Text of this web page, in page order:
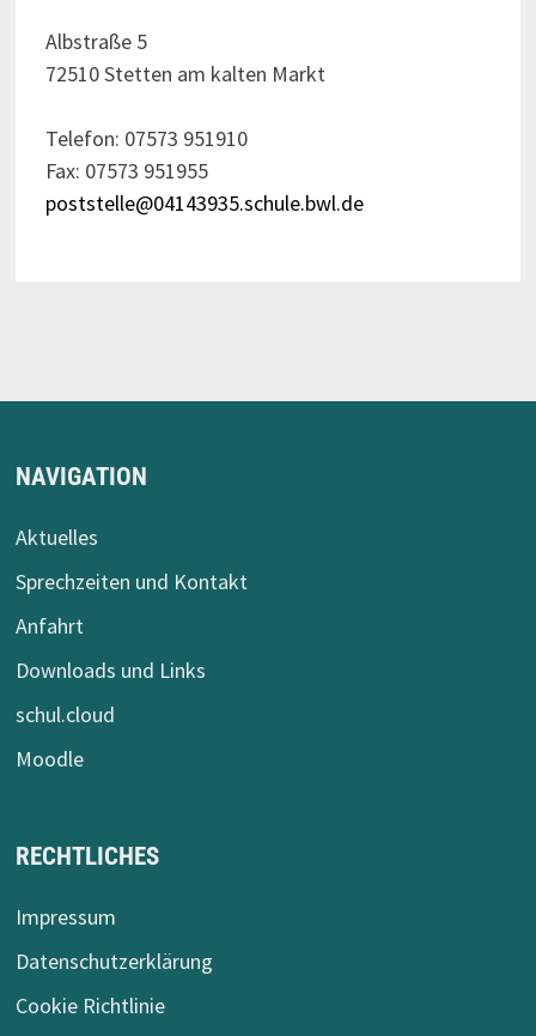
Albstraße 5
72510 Stetten am kalten Markt
Telefon: 07573 951910
Fax: 07573 951955
poststelle@04143935.schule.bwl.de
NAVIGATION
Aktuelles
Sprechzeiten und Kontakt
Anfahrt
Downloads und Links
schul.cloud
Moodle
RECHTLICHES
Impressum
Datenschutzerklärung
Cookie Richtlinie